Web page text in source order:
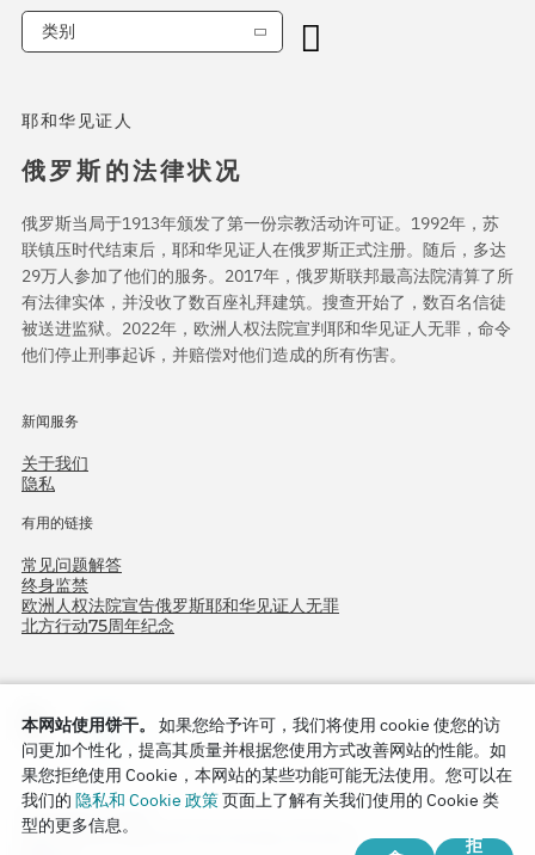
耶和华见证人
俄罗斯的法律状况
俄罗斯当局于1913年颁发了第一份宗教活动许可证。1992年，苏
联镇压时代结束后，耶和华见证人在俄罗斯正式注册。随后，多达
29万人参加了他们的服务。2017年，俄罗斯联邦最高法院清算了所
有法律实体，并没收了数百座礼拜建筑。搜查开始了，数百名信徒
被送进监狱。2022年，欧洲人权法院宣判耶和华见证人无罪，命令
他们停止刑事起诉，并赔偿对他们造成的所有伤害。
新闻服务
关于我们
隐私
有用的链接
常见问题解答
终身监禁
欧洲人权法院宣告俄罗斯耶和华见证人无罪
北方行动75周年纪念
类别
Copyright © 2026
Watch Tower Bible and Tract Society of Korea.
本网站使用饼干。
如果您给予许可，我们将使用 cookie 使您的访
问更加个性化，提高其质量并根据您使用方式改善网站的性能。如
果您拒绝使用 Cookie，本网站的某些功能可能无法使用。您可以在
我们的 隐私和 Cookie 政策页面上了解有关我们使用的 Cookie 类
型的更多信息。
拒